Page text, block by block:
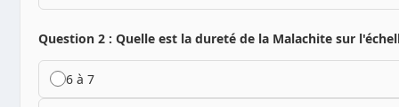
Question 2 : Quelle est la dureté de la Malachite sur
6 à 7